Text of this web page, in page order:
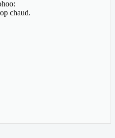
chaud.